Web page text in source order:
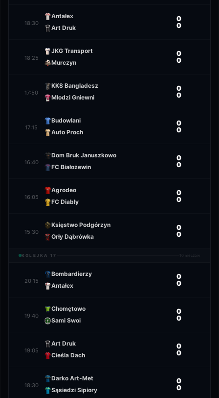
18:30
Antałex
Art Druk
0
0
18:25
JKG Transport
Murczyn
0
0
17:50
KKS Bangladesz
Młodzi Gniewni
0
0
17:15
Budowlani
Auto Proch
0
0
16:40
Dom Bruk Januszkowo
FC Białożewin
0
0
16:05
Agrodeo
FC Diabły
0
0
15:30
Księstwo Podgórzyn
Orły Dąbrówka
0
0
KOLEJKA 17 meczów
20:15
Bombardierzy
Antałex
0
0
19:40
Chomętowo
Sami Swoi
0
0
19:05
Art Druk
Cieśla Dach
0
0
18:30
Darko Art-Met
Sąsiedzi Sipiory
0
0